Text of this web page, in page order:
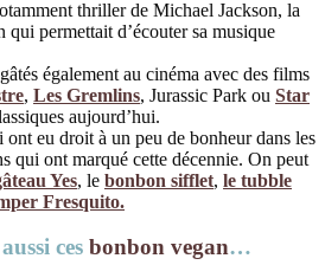
thriller de Michael Jackson, la
permettait d’écouter sa musique
également au cinéma avec des films
, Les Gremlins, Jurassic Park ou Star
aujourd’hui.
eu droit à un peu de bonheur dans les
qui ont marqué cette décennie. On peut
Yes, le bonbon sifflet, le tubble
Fresquito.
ces bonbon vegan…